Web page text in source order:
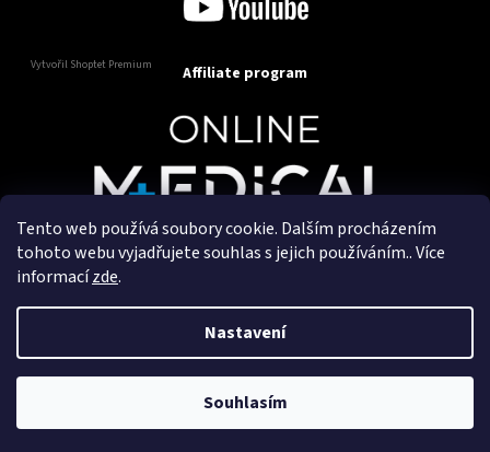
Tento web používá soubory cookie. Dalším procházením
tohoto webu vyjadřujete souhlas s jejich používáním.. Více
informacízde.
Nastavení
Souhlasím
Vytvořil Shoptet Premium Affiliate program
Copyright 2025OnlineMedical.cz. Všechna práva
Vytvořil a marketingově zajišťuje